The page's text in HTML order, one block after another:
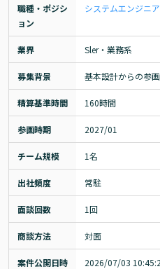
職種・ポジシ
ョン
システムエンジニ
業界 Sler・業務系
募集背景 基本設計からの参
精算基準時間 160時間
参画時期 2027/01
チーム規模 1名
出社頻度 常駐
面談回数 1回
商談方法 対面
案件公開日時 2026/07/03